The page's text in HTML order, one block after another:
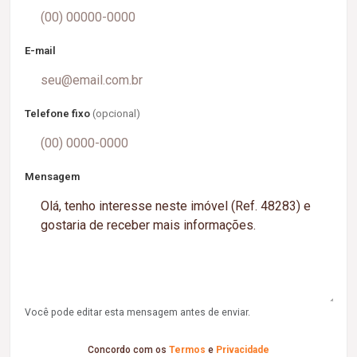
E-mail
Telefone fixo (opcional)
Mensagem
Você pode editar esta mensagem antes de enviar.
Concordo com os Termos e Privacidade